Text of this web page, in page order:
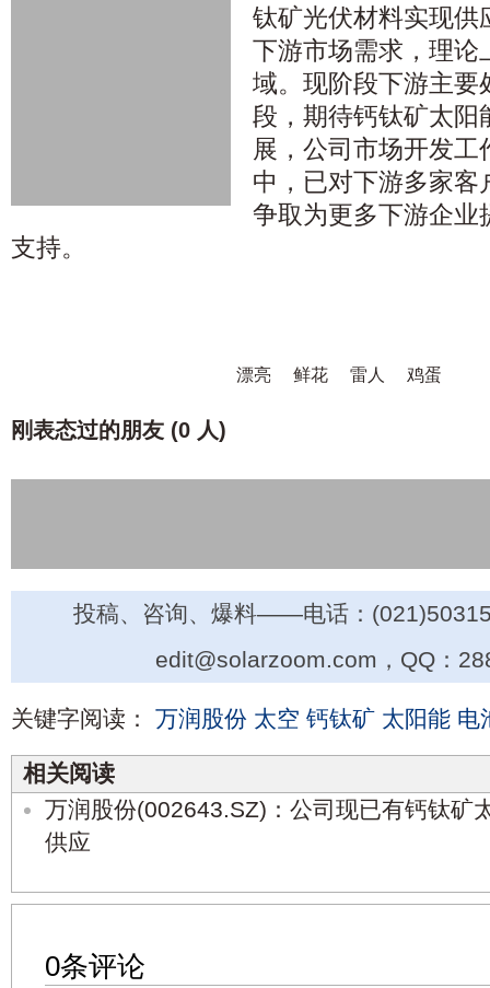
钛矿光伏材料实现供
下游市场需求，理论
域。现阶段下游主要
段，期待钙钛矿太阳
展，公司市场开发
中，已对下游多家客
争取为更多下游企业
支持。
漂亮 鲜花 雷人 鸡蛋
刚表态过的朋友 (0 人)
投稿、咨询、爆料——电话：
edit@solarzoom.com，QQ：
关键字阅读： 万润股份 太空 钙钛矿 太阳能 电
相关阅读
万润股份(002643.SZ)：公司现已有钙钛矿
供应
0条评论